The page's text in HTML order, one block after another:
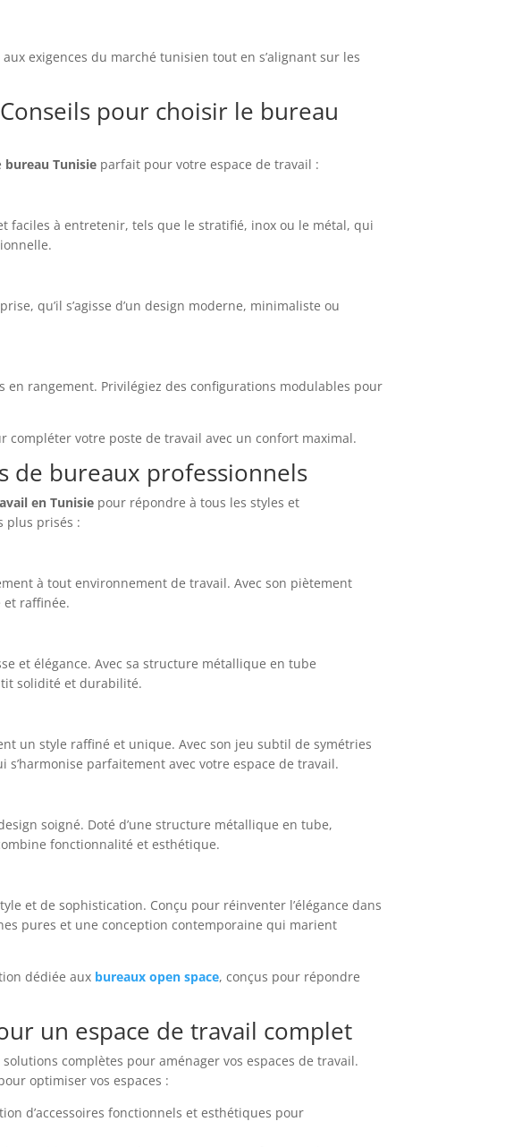
exigences du marché tunisien tout en s’alignant sur les
pour choisir le bureau
bureau Tunisie parfait pour votre espace de travail :
faciles à entretenir, tels que le stratifié, inox ou le métal, qui
qu’il s’agisse d’un design moderne, minimaliste ou
en rangement. Privilégiez des configurations modulables pour
compléter votre poste de travail avec un confort maximal.
de bureaux professionnels
en Tunisiepour répondre à tous les styles et
plus prisés :
à tout environnement de travail. Avec son piètement
et raffinée.
et élégance. Avec sa structure métallique en tube
solidité et durabilité.
un style raffiné et unique. Avec son jeu subtil de symétries
parfaitement avec votre espace de travail.
soigné. Doté d’une structure métallique en tube,
fonctionnalité et esthétique.
et de sophistication. Conçu pour réinventer l’élégance dans
pures et une conception contemporaine qui marient
dédiée aux bureaux open space, conçus pour répondre
un espace de travail complet
complètes pour aménager vos espaces de travail.
optimiser vos espaces :
d’accessoires fonctionnels et esthétiques pour